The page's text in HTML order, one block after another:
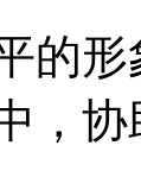
的
，